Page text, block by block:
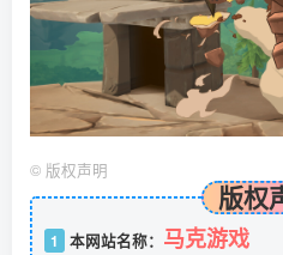
© 版权声明
版权
1 本网站名称： 马克游戏